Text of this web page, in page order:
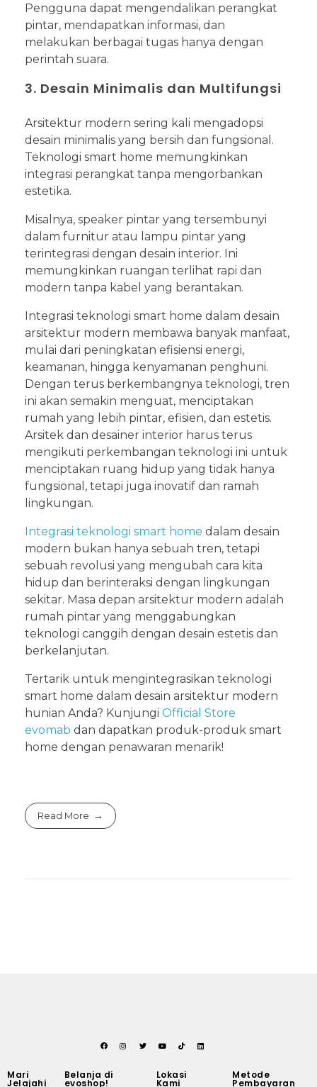
Pengguna dapat mengendalikan perangkat
pintar, mendapatkan informasi, dan
melakukan berbagai tugas hanya dengan
perintah suara.
3. Desain Minimalis dan Multifungsi
Arsitektur modern sering kali mengadopsi
desain minimalis yang bersih dan fungsional.
Teknologi smart home memungkinkan
integrasi perangkat tanpa mengorbankan
estetika.
Misalnya, speaker pintar yang tersembunyi
dalam furnitur atau lampu pintar yang
terintegrasi dengan desain interior. Ini
memungkinkan ruangan terlihat rapi dan
modern tanpa kabel yang berantakan.
Integrasi teknologi smart home dalam desain
arsitektur modern membawa banyak manfaat,
mulai dari peningkatan efisiensi energi,
keamanan, hingga kenyamanan penghuni.
Dengan terus berkembangnya teknologi, tren
ini akan semakin menguat, menciptakan
rumah yang lebih pintar, efisien, dan estetis.
Arsitek dan desainer interior harus terus
mengikuti perkembangan teknologi ini untuk
menciptakan ruang hidup yang tidak hanya
fungsional, tetapi juga inovatif dan ramah
lingkungan.
Integrasi teknologi smart home dalam desain
modern bukan hanya sebuah tren, tetapi
sebuah revolusi yang mengubah cara kita
hidup dan berinteraksi dengan lingkungan
sekitar. Masa depan arsitektur modern adalah
rumah pintar yang menggabungkan
teknologi canggih dengan desain estetis dan
berkelanjutan.
Tertarik untuk mengintegrasikan teknologi
smart home dalam desain arsitektur modern
hunian Anda? Kunjungi Official Store
evomab dan dapatkan produk-produk smart
home dengan penawaran menarik!
Read More
Mari
Jelajahi
Belanja di
evoshop!
Lokasi
Kami
Metode
Pembayaran